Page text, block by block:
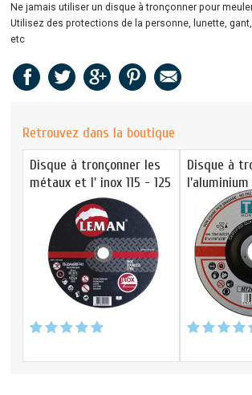
Ne jamais utiliser un disque à tronçonner pour
Utilisez des protections de la personne, lunette,
etc
Retrouvez dans la boutique
Disque à tronçonner les
métaux et l' inox 115 - 125
Disque à
meuleuse